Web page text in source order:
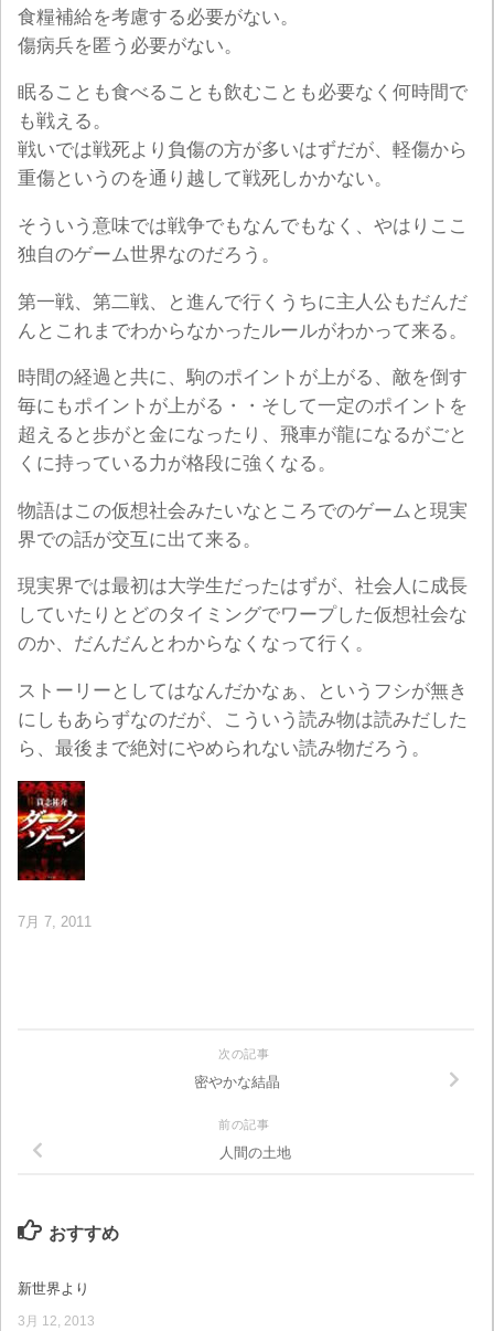
食糧補給を考慮する必要がない。
傷病兵を匿う必要がない。
眠ることも食べることも飲むことも必要なく何時間で
も戦える。
戦いでは戦死より負傷の方が多いはずだが、軽傷から
重傷というのを通り越して戦死しかかない。
そういう意味では戦争でもなんでもなく、やはりここ
独自のゲーム世界なのだろう。
第一戦、第二戦、と進んで行くうちに主人公もだんだ
んとこれまでわからなかったルールがわかって来る。
時間の経過と共に、駒のポイントが上がる、敵を倒す
毎にもポイントが上がる・・そして一定のポイントを
超えると歩がと金になったり、飛車が龍になるがごと
くに持っている力が格段に強くなる。
物語はこの仮想社会みたいなところでのゲームと現実
界での話が交互に出て来る。
現実界では最初は大学生だったはずが、社会人に成長
していたりとどのタイミングでワープした仮想社会な
のか、だんだんとわからなくなって行く。
ストーリーとしてはなんだかなぁ、というフシが無き
にしもあらずなのだが、こういう読み物は読みだした
ら、最後まで絶対にやめられない読み物だろう。
7月 7, 2011
次の記事
密やかな結晶
前の記事
人間の土地
おすすめ
新世界より
3月 12, 2013